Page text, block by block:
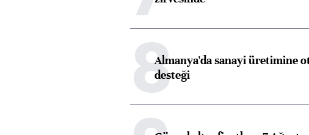
8Almanya'da sanayi üretimine
desteği